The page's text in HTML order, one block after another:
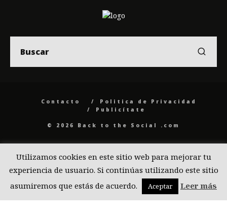
Contacto
Politica de Privacidad
Publicítate
© 2026 Back to the Social .com
Utilizamos cookies en este sitio web para mejorar tu
experiencia de usuario. Si continúas utilizando este sitio
asumiremos que estás de acuerdo.
Aceptar Leer más